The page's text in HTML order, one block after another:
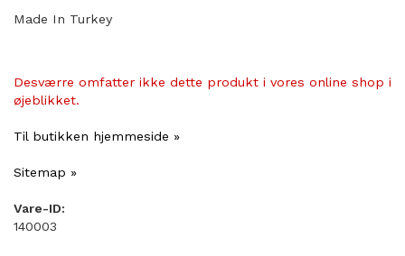
Made In Turkey
Desværre omfatter ikke dette produkt i vores online shop i
øjeblikket.
Til butikken hjemmeside »
Sitemap »
Vare-ID:
140003